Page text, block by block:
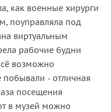
как военные хирурги
поуправляла под
виртуальным
рабочие будни
возможно
- отличная
посещения
в музей можно